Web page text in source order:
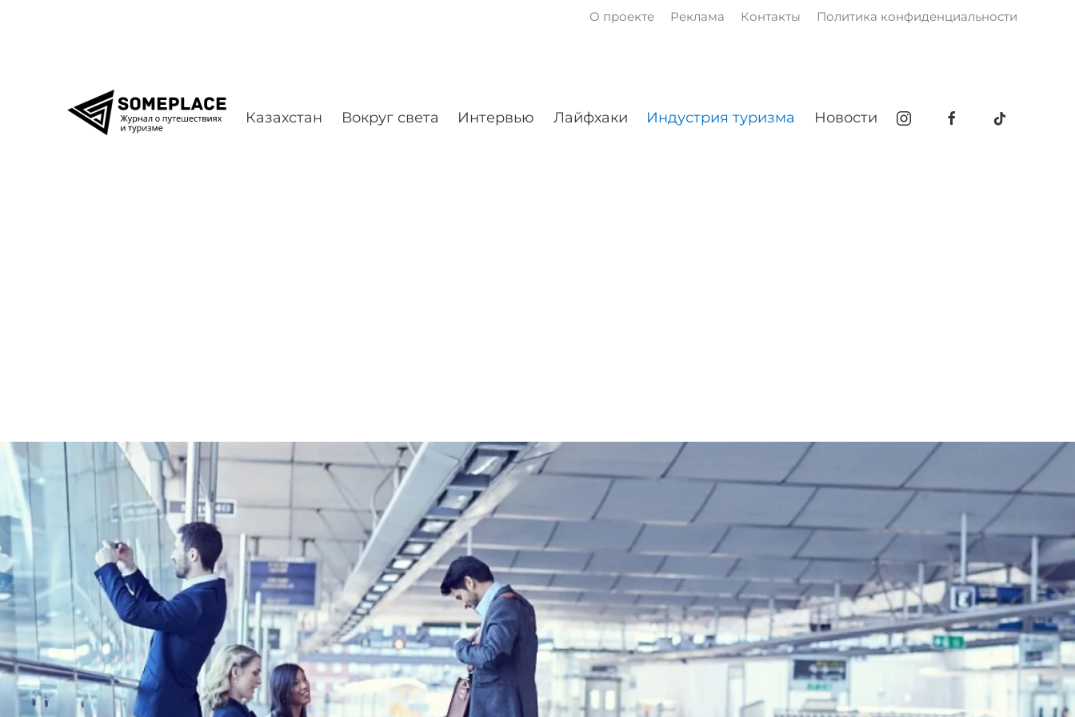
О проекте Реклама Контакты Политика конфиденциальности
Казахстан Вокруг света Интервью Лайфхаки Индустрия туризма Новости